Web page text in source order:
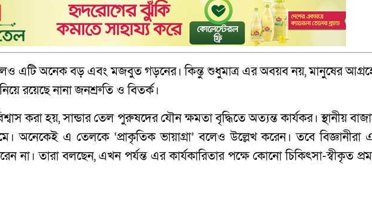
এটি অনেক বড় এবং মজবুত গড়নের। কিন্তু শুধুমাত্র এর অবয়ব নয়, মানুষের
রয়েছে নানা জনশ্রুতি ও বিতর্ক।
করা হয়, সান্ডার তেল পুরুষদের যৌন ক্ষমতা বৃদ্ধিতে অত্যন্ত কার্যকর। স্থানীয়
অনেকেই এ তেলকে ‘প্রাকৃতিক ভায়াগ্রা’ বলেও উল্লেখ করেন। তবে বিজ্ঞানীরা
না। তারা বলছেন, এখন পর্যন্ত এর কার্যকারিতার পক্ষে কোনো চিকিৎসা-স্বীকৃত